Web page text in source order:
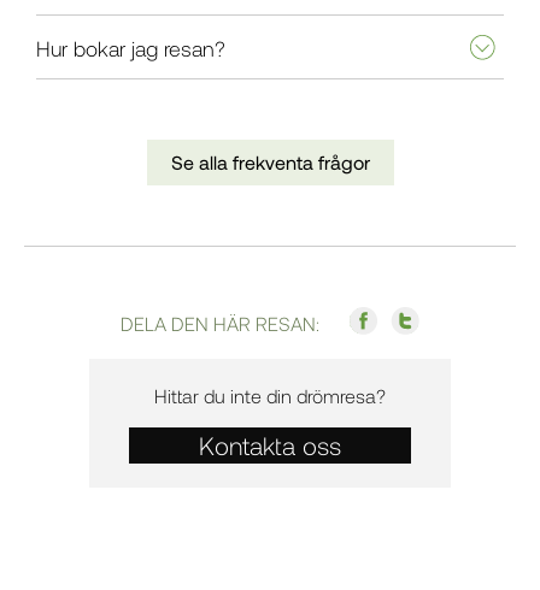
Hur bokar jag resan?
Se alla frekventa frågor
DELA DEN HÄR RESAN:
Hittar du inte din drömresa?
Kontakta oss